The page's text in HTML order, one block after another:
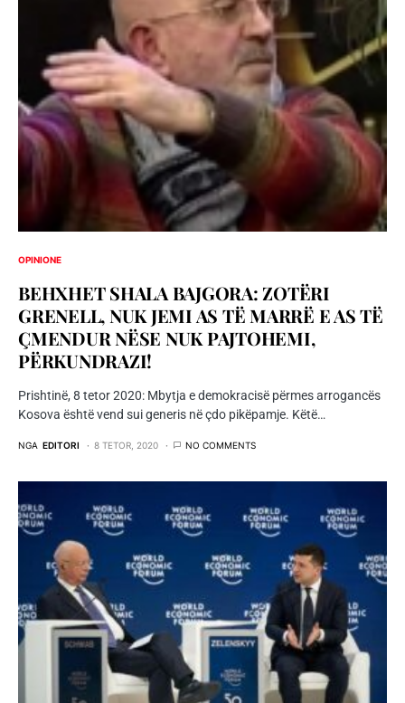
OPINIONE
BEHXHET SHALA BAJGORA: ZOTËRI
GRENELL, NUK JEMI AS TË MARRË E AS TË
ÇMENDUR NËSE NUK PAJTOHEMI,
PËRKUNDRAZI!
Prishtinë, 8 tetor 2020: Mbytja e demokracisë përmes arrogancës
Kosova është vend sui generis në çdo pikëpamje. Këtë…
NGA EDITORI 8 TETOR, 2020 NO COMMENTS